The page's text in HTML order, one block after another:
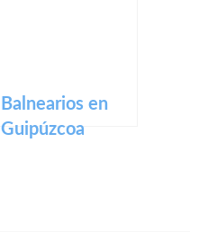
Balnearios en
Guipúzcoa